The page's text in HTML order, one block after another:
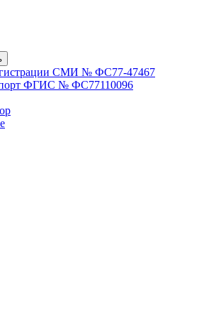
СМИ № ФС77-47467
ФГИС № ФС77110096